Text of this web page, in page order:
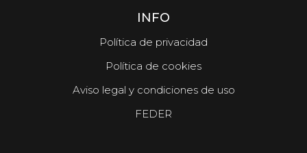
INFO
Política de privacidad
Política de cookies
Aviso legal y condiciones de uso
FEDER